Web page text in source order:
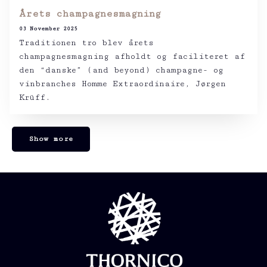
Årets champagnesmagning
03 November 2025
Traditionen tro blev årets
champagnesmagning afholdt og faciliteret af
den “danske” (and beyond) champagne- og
vinbranches Homme Extraordinaire, Jørgen
Krüff.
Show more